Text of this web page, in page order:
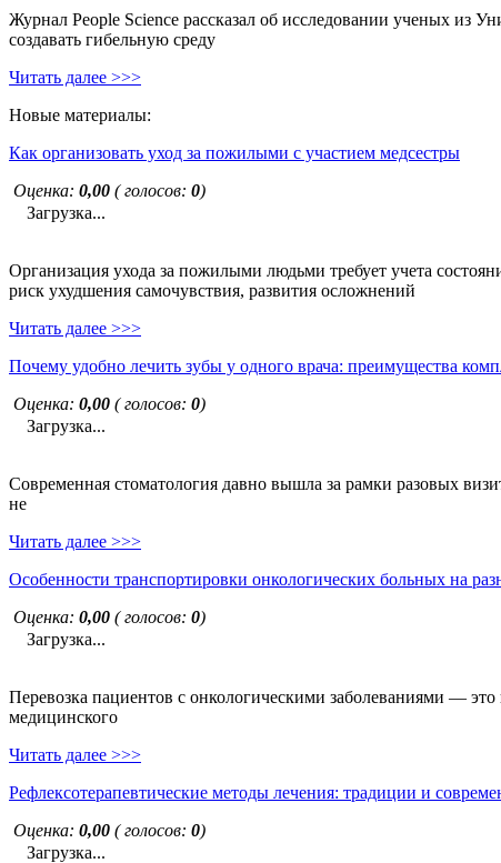
Журнал People Science рассказал об исследовании ученых из
создавать гибельную среду
Читать далее >>>
Новые материалы:
Как организовать уход за пожилыми с участием медсестры
Оценка: 0,00 ( голосов: 0)
Загрузка...
Организация ухода за пожилыми людьми требует учета
риск ухудшения самочувствия, развития осложнений
Читать далее >>>
Почему удобно лечить зубы у одного врача: преимущества
Оценка: 0,00 ( голосов: 0)
Загрузка...
Современная стоматология давно вышла за рамки разовых
не
Читать далее >>>
Особенности транспортировки онкологических больных на
Оценка: 0,00 ( голосов: 0)
Загрузка...
Перевозка пациентов с онкологическими заболеваниями —
медицинского
Читать далее >>>
Рефлексотерапевтические методы лечения: традиции и
Оценка: 0,00 ( голосов: 0)
Загрузка...